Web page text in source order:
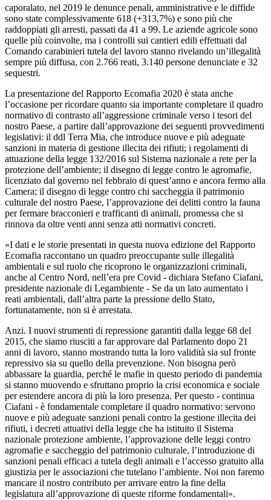
caporalato, nel 2019 le denunce penali, amministrative e le diffide
sono state complessivamente 618 (+313,7%) e sono più che
raddoppiati gli arresti, passati da 41 a 99. Le aziende agricole sono
quelle più coinvolte, ma i controlli sui cantieri edili effettuati dal
Comando carabinieri tutela del lavoro stanno rivelando un’illegalità
sempre più diffusa, con 2.766 reati, 3.140 persone denunciate e 32
sequestri.
La presentazione del Rapporto Ecomafia 2020 è stata anche
l’occasione per ricordare quanto sia importante completare il quadro
normativo di contrasto all’aggressione criminale verso i tesori del
nostro Paese, a partire dall’approvazione dei seguenti provvedimenti
legislativi: il ddl Terra Mia, che introduce nuove e più adeguate
sanzioni in materia di gestione illecita dei rifiuti; i regolamenti di
attuazione della legge 132/2016 sul Sistema nazionale a rete per la
protezione dell’ambiente; il disegno di legge contro le agromafie,
licenziato dal governo nel febbraio di quest’anno e ancora fermo alla
Camera; il disegno di legge contro chi saccheggia il patrimonio
culturale del nostro Paese, l’approvazione dei delitti contro la fauna
per fermare bracconieri e trafficanti di animali, promessa che si
rinnova da oltre venti anni senza atti normativi concreti.
«I dati e le storie presentati in questa nuova edizione del Rapporto
Ecomafia raccontano un quadro preoccupante sulle illegalità
ambientali e sul ruolo che ricoprono le organizzazioni criminali,
anche al Centro Nord, nell’era pre Covid - dichiara Stefano Ciafani,
presidente nazionale di Legambiente - Se da un lato aumentato i
reati ambientali, dall’altra parte la pressione dello Stato,
fortunatamente, non si è arrestata.
Anzi. I nuovi strumenti di repressione garantiti dalla legge 68 del
2015, che siamo riusciti a far approvare dal Parlamento dopo 21
anni di lavoro, stanno mostrando tutta la loro validità sia sul fronte
repressivo sia su quello della prevenzione. Non bisogna però
abbassare la guardia, perché le mafie in questo periodo di pandemia
si stanno muovendo e sfruttano proprio la crisi economica e sociale
per estendere ancora di più la loro presenza. Per questo - continua
Ciafani - è fondamentale completare il quadro normativo: servono
nuove e più adeguate sanzioni penali contro la gestione illecita dei
rifiuti, i decreti attuativi della legge che ha istituito il Sistema
nazionale protezione ambiente, l’approvazione delle leggi contro
agromafie e saccheggio del patrimonio culturale, l’introduzione di
sanzioni penali efficaci a tutela degli animali e l’accesso gratuito alla
giustizia per le associazioni che tutelano l’ambiente. Noi non faremo
mancare il nostro contributo per arrivare entro la fine della
legislatura all’approvazione di queste riforme fondamentali».